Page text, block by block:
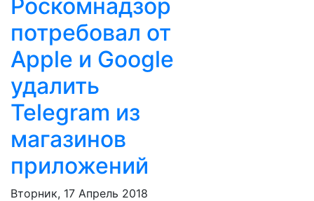
Роскомнадзор
потребовал от
Apple и Google
удалить
Telegram из
магазинов
приложений
Вторник, 17 Апрель 2018